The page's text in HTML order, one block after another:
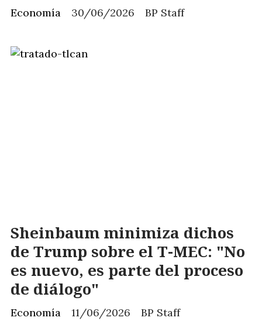
BP Staff
Economía 30/06/2026
Sheinbaum minimiza dichos
de Trump sobre el T-MEC: "No
es nuevo, es parte del proceso
de diálogo"
BP Staff
Economía 11/06/2026